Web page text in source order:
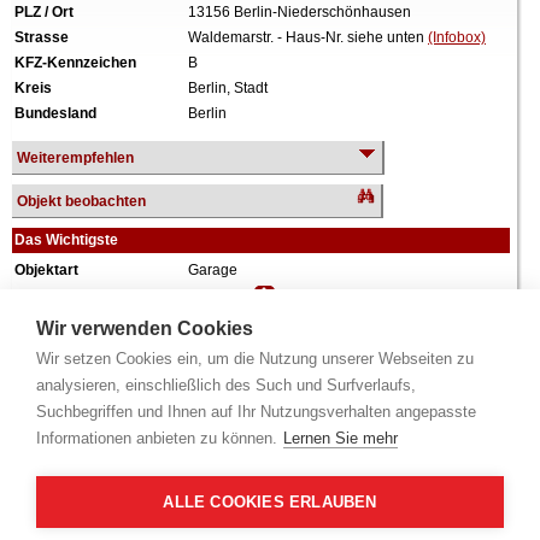
Wir verwenden Cookies
Wir setzen Cookies ein, um die Nutzung unserer Webseiten zu
analysieren, einschließlich des Such und Surfverlaufs,
Suchbegriffen und Ihnen auf Ihr Nutzungsverhalten angepasste
Informationen anbieten zu können. Lernen Sie mehr
ALLE COOKIES ERLAUBEN
PLZ / Ort
13156 Berlin-Niederschönhausen
Strasse
Waldemarstr. - Haus-Nr. siehe unten (Infobox)
KFZ-Kennzeichen
B
Kreis
Berlin, Stadt
Bundesland
Berlin
Weiterempfehlen
Objekt beobachten
Das Wichtigste
Objektart
Garage
Wiederholungstermin
Nein
ca. 1997
Grundstück
Weiteres
Anteil: 10/10.000 = 0,1%, Aufteilungsplan Nr.
109, PKW-Tiefgaragenstellplatz, zum Zeitpunkt
Alle Angaben ohne Gewähr.